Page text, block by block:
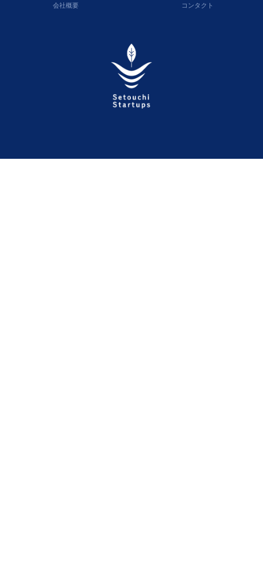
会社概要 コンタクト